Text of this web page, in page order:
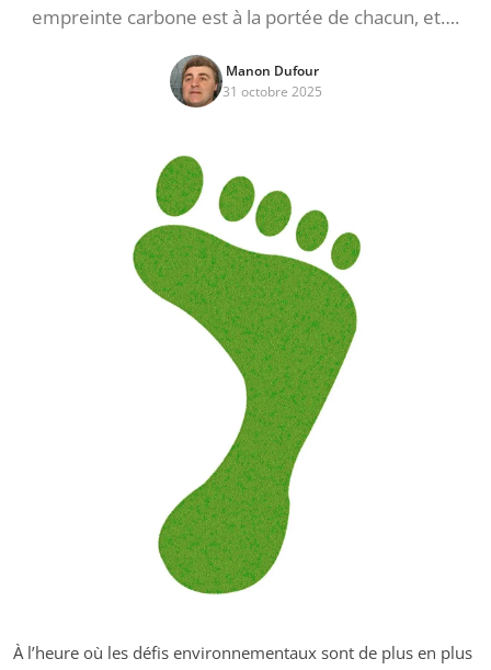
empreinte carbone est à la portée de chacun, et….
Manon Dufour
31 octobre 2025
À l’heure où les défis environnementaux sont de plus en plus